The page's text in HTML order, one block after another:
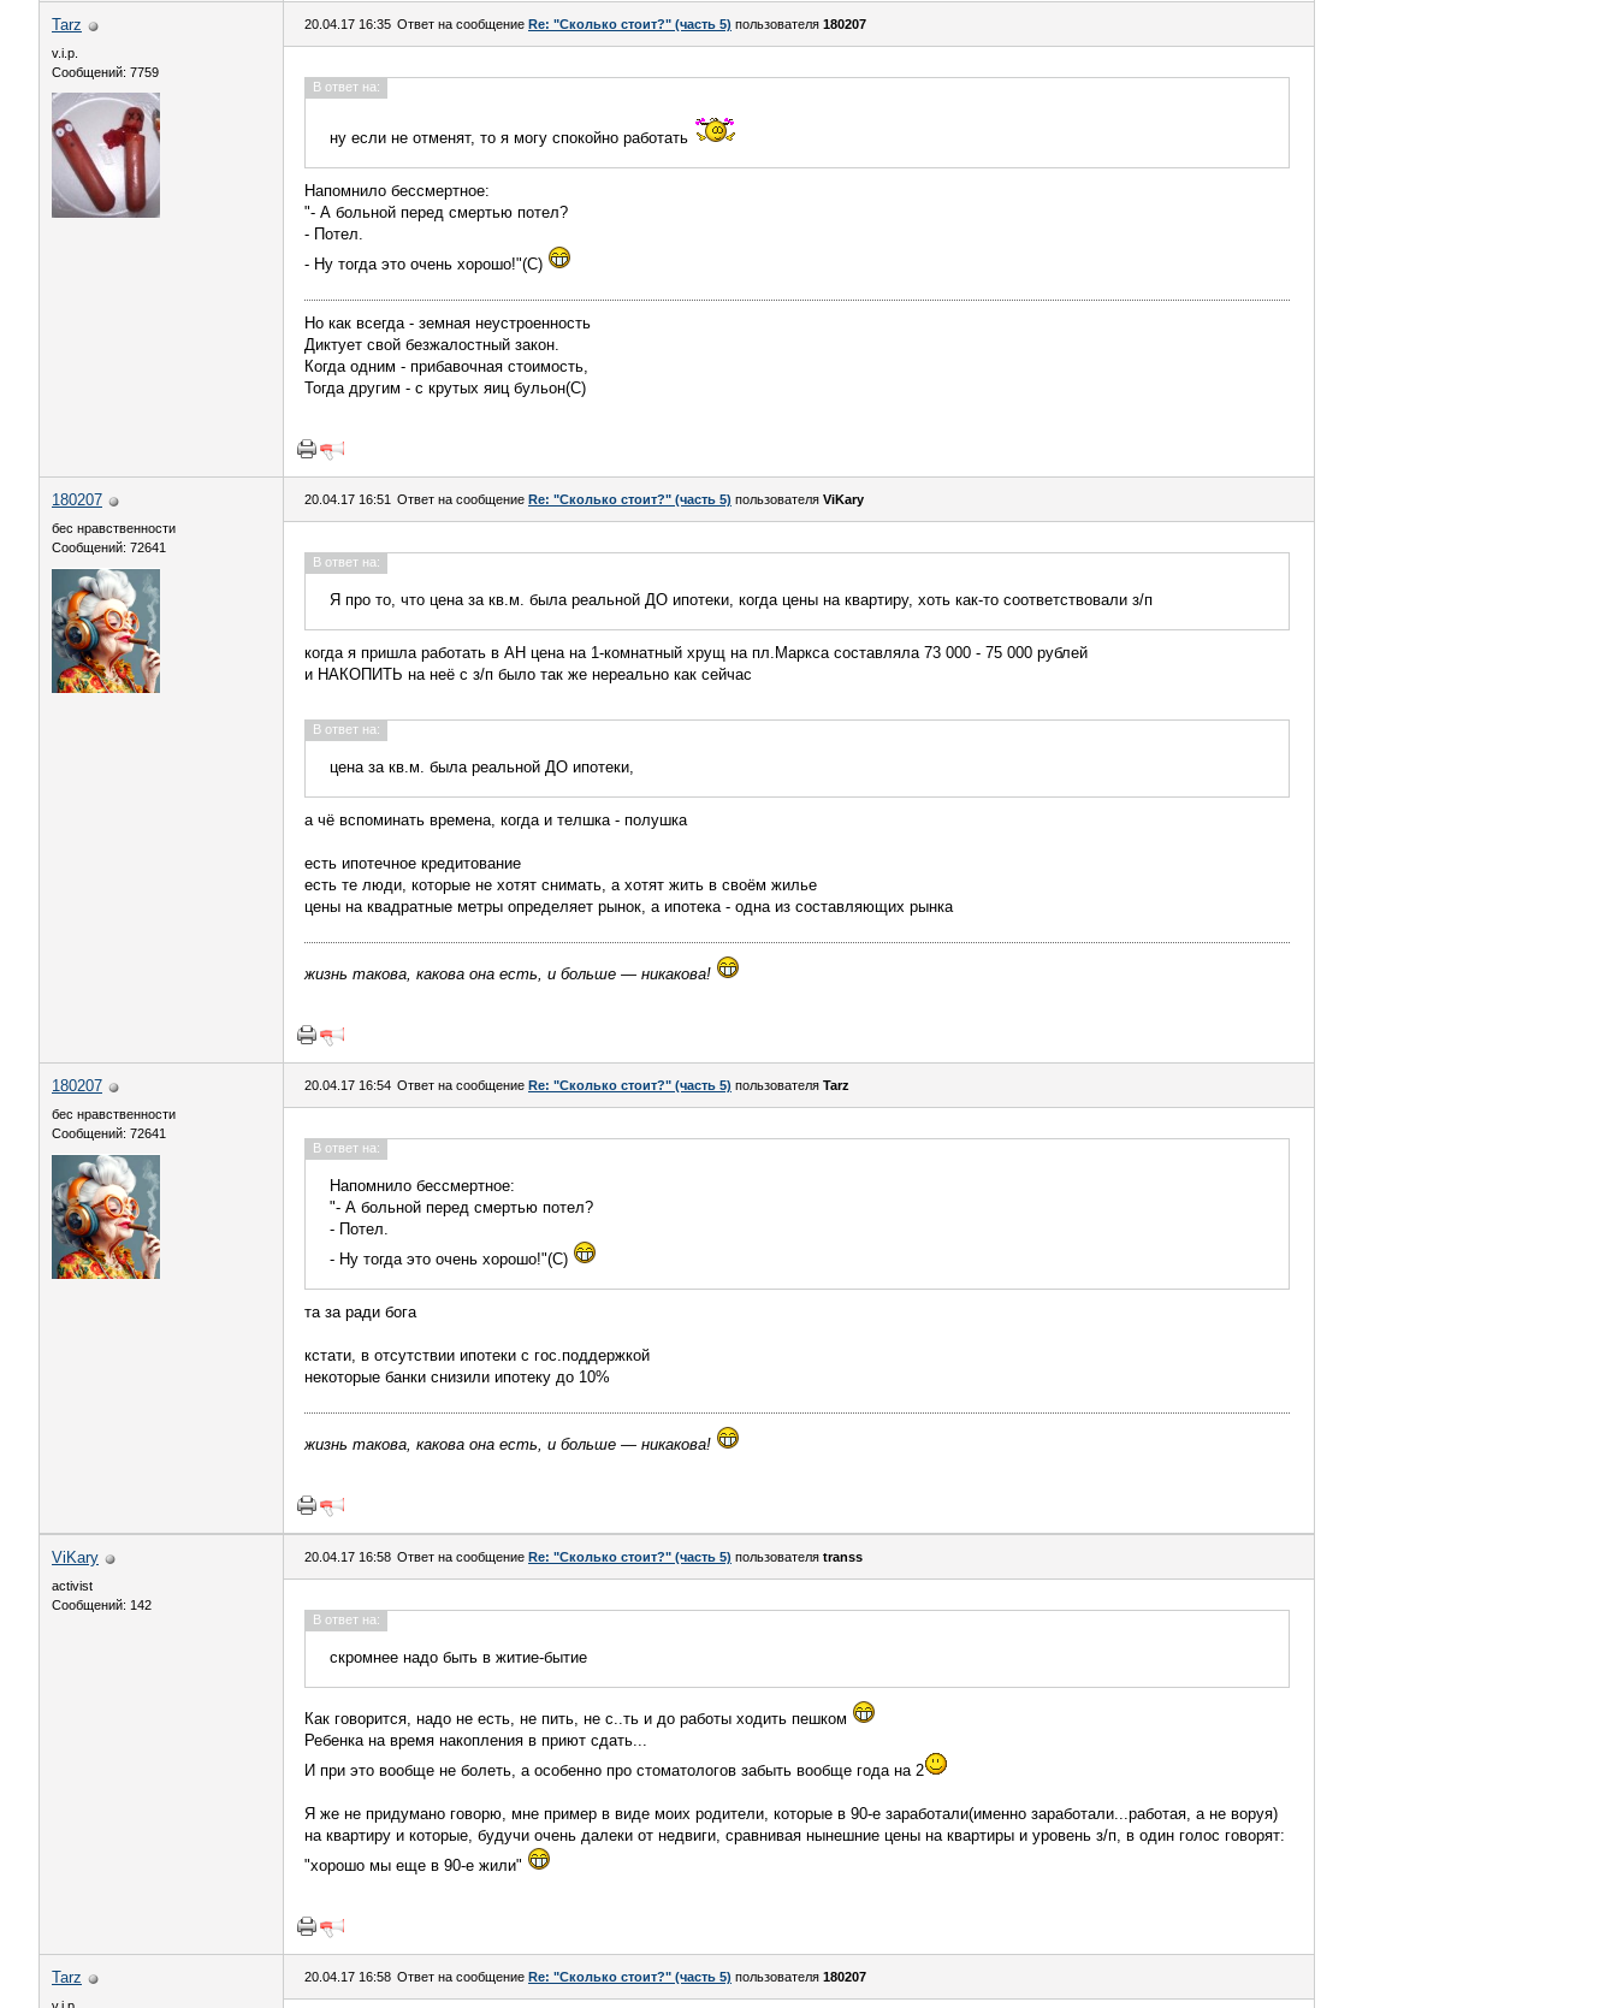
Tarz
v.i.p.
Сообщений: 7759
20.04.17 16:35 Ответ на сообщение Re: "Сколько стоит?" (часть 5) пользователя 180207
В ответ на:
ну если не отменят, то я могу спокойно работать
Напомнило бессмертное:
"- А больной перед смертью потел?
- Потел.
- Ну тогда это очень хорошо!"(С)
Но как всегда - земная неустроенность
Диктует свой безжалостный закон.
Когда одним - прибавочная стоимость,
Тогда другим - с крутых яиц бульон(С)
180207
бес нравственности
Сообщений: 72641
20.04.17 16:51 Ответ на сообщение Re: "Сколько стоит?" (часть 5) пользователя ViKary
В ответ на:
Я про то, что цена за кв.м. была реальной ДО ипотеки, когда цены на квартиру, хоть как-то соответствовали з/п
когда я пришла работать в АН цена на 1-комнатный хрущ на пл.Маркса составляла 73 000 - 75 000 рублей
и НАКОПИТЬ на неё с з/п было так же нереально как сейчас
В ответ на:
цена за кв.м. была реальной ДО ипотеки,
а чё вспоминать времена, когда и телшка - полушка
есть ипотечное кредитование
есть те люди, которые не хотят снимать, а хотят жить в своём жилье
цены на квадратные метры определяет рынок, а ипотека - одна из составляющих рынка
жизнь такова, какова она есть, и больше — никакова!
180207
бес нравственности
Сообщений: 72641
20.04.17 16:54 Ответ на сообщение Re: "Сколько стоит?" (часть 5) пользователя Tarz
В ответ на:
Напомнило бессмертное:
"- А больной перед смертью потел?
- Потел.
- Ну тогда это очень хорошо!"(С)
та за ради бога
кстати, в отсутствии ипотеки с гос.поддержкой
некоторые банки снизили ипотеку до 10%
жизнь такова, какова она есть, и больше — никакова!
ViKary
activist
Сообщений: 142
20.04.17 16:58 Ответ на сообщение Re: "Сколько стоит?" (часть 5) пользователя transs
В ответ на:
скромнее надо быть в житие-бытие
Как говорится, надо не есть, не пить, не с..ть и до работы ходить пешком
Ребенка на время накопления в приют сдать...
И при это вообще не болеть, а особенно про стоматологов забыть вообще года на 2
Я же не придумано говорю, мне пример в виде моих родители, которые в 90-е заработали(именно заработали...работая, а не воруя)
на квартиру и которые, будучи очень далеки от недвиги, сравнивая нынешние цены на квартиры и уровень з/п, в один голос говорят:
"хорошо мы еще в 90-е жили"
Tarz 20.04.17 16:58 Ответ на сообщение Re: "Сколько стоит?" (часть 5) пользователя 180207